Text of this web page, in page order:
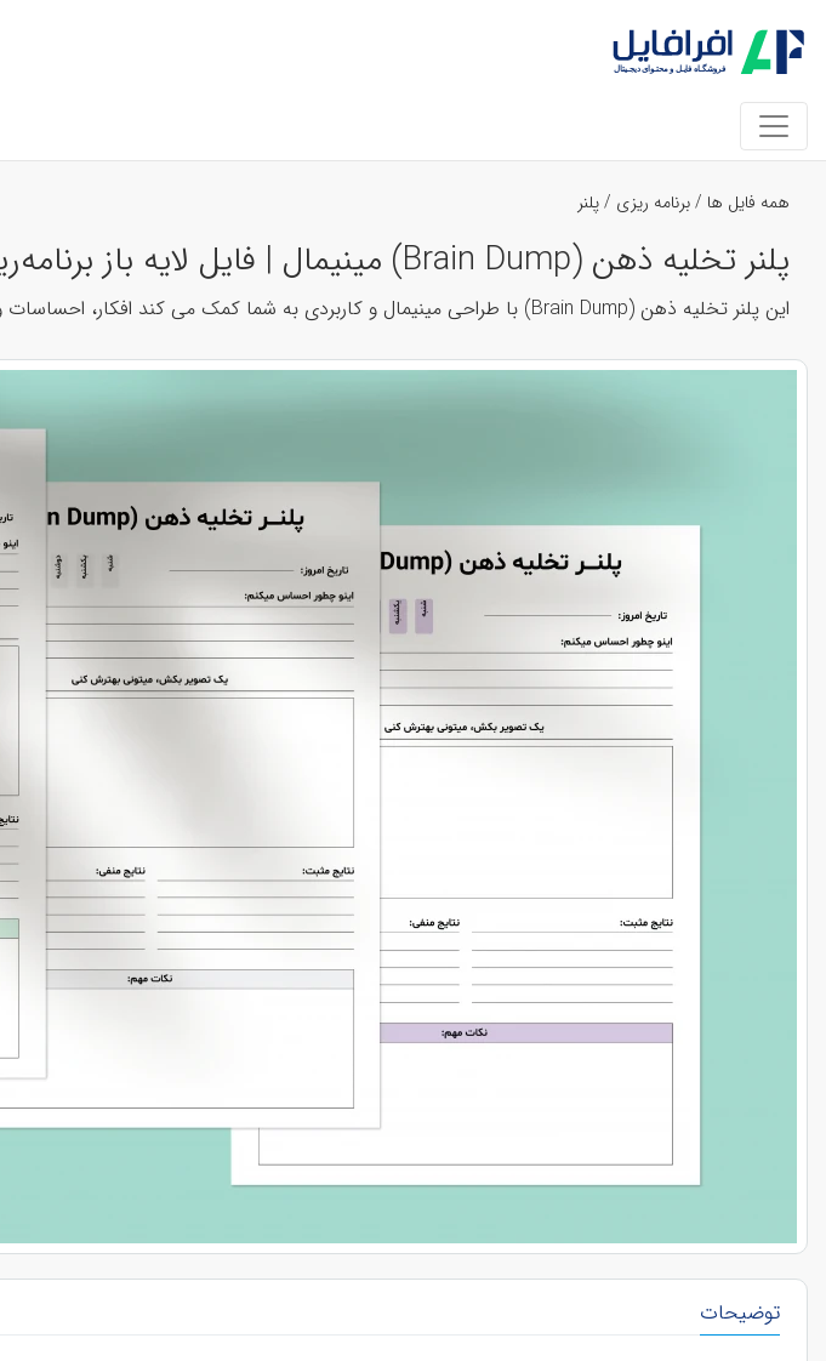
همه فایل ها /برنامه ریزی /پلنر
پلنر تخلیه ذهن (Brain Dump) مینیمال | فایل لایه باز برنامه‌ریزی روزانه کد 42816
این پلنر تخلیه ذهن (Brain Dump) با طراحی مینیمال و کاربردی به شما کمک می کند افکار، احساسات و ایده های روزانه تان را به صورت
توضیحات